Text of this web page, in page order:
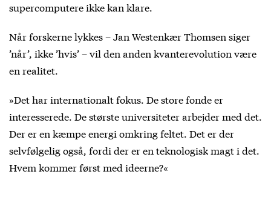
supercomputere ikke kan klare.
Når forskerne lykkes – Jan Westenkær Thomsen siger
’når’, ikke ’hvis’ – vil den anden kvanterevolution være
en realitet.
»Det har internationalt fokus. De store fonde er
interesserede. De største universiteter arbejder med det.
Der er en kæmpe energi omkring feltet. Det er der
selvfølgelig også, fordi der er en teknologisk magt i det.
Hvem kommer først med ideerne?«